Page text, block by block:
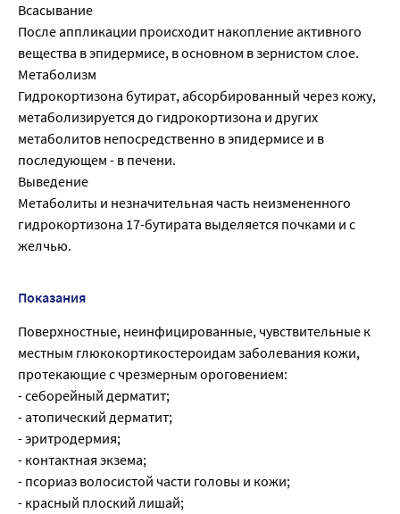
Всасывание
После аппликации происходит накопление активного
вещества в эпидермисе, в основном в зернистом слое.
Метаболизм
Гидрокортизона бутират, абсорбированный через кожу,
метаболизируется до гидрокортизона и других
метаболитов непосредственно в эпидермисе и в
последующем - в печени.
Выведение
Метаболиты и незначительная часть неизмененного
гидрокортизона 17-бутирата выделяется почками и с
желчью.
Показания
Поверхностные, неинфицированные, чувствительные к
местным глюкокортикостероидам заболевания кожи,
протекающие с чрезмерным ороговением:
- себорейный дерматит;
- атопический дерматит;
- эритродермия;
- контактная экзема;
- псориаз волосистой части головы и кожи;
- красный плоский лишай;